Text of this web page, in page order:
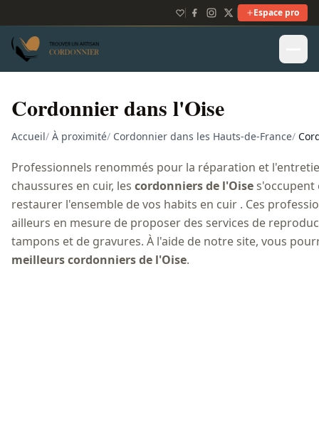
Espace pro
Cordonnier dans l'Oise
Accueil/ À proximité/ Cordonnier dans les Hauts-de-France/
Professionnels renommés pour la réparation et
chaussures en cuir, les cordonniers de l'Oises'occupent
restaurer l'ensemble de vos habits en cuir . Ces
ailleurs en mesure de proposer des services de
tampons et de gravures. À l'aide de notre site, vous
meilleurs cordonniers de l'Oise.